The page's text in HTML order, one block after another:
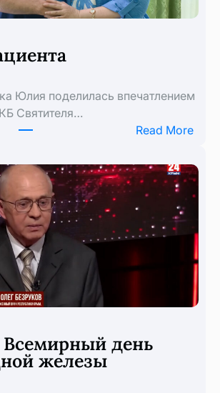
Юлия поделилась впечатлением
Святителя…
Read More:
день
железы